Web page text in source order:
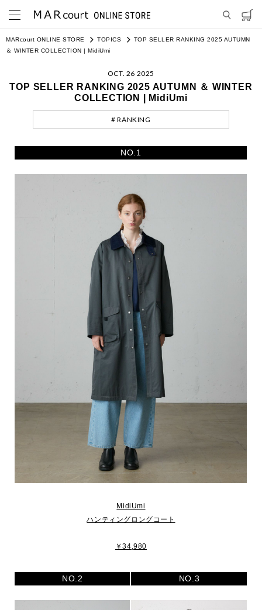
MARcourt ONLINE STORE TOPICS
TOP SELLER RANKING 2025 AUTUMN
＆ WINTER COLLECTION | MidiUmi
OCT. 26 2025
TOP SELLER RANKING 2025 AUTUMN ＆ WINTER
COLLECTION | MidiUmi
# RANKING
NO.1
MidiUmi
ハンティングロングコート
￥34,980
NO.2 NO.3